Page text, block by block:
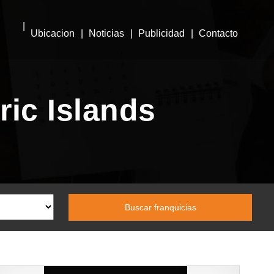
Ubicacion Noticias Publicidad Contacto
Islands